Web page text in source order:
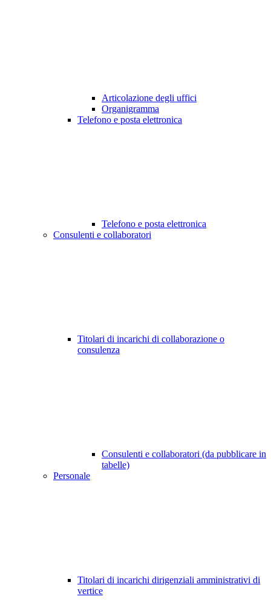
Articolazione degli uffici
Organigramma
Telefono e posta elettronica
Telefono e posta elettronica
Consulenti e collaboratori
Titolari di incarichi di collaborazione o
consulenza
Consulenti e collaboratori (da pubblicare in
tabelle)
Personale
Titolari di incarichi dirigenziali amministrativi di
vertice